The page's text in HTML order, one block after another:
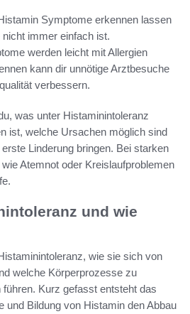
Symptome erkennen lassen
immer einfach ist.
werden leicht mit Allergien
kann dir unnötige Arztbesuche
verbessern.
was unter Histaminintoleranz
ist, welche Ursachen möglich sind
Linderung bringen. Bei starken
Atemnot oder Kreislaufproblemen
und wie
wie sie sich von
welche Körperprozesse zu
Kurz gefasst entsteht das
und Bildung von Histamin den Abbau